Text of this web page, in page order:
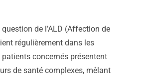
de l’ALD (Affection de
régulièrement dans les
concernés présentent
de santé complexes, mêlant